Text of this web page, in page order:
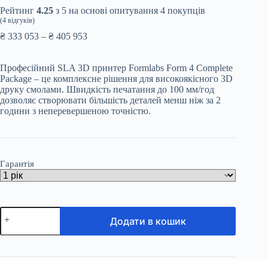
Рейтинг 4.25 з 5 на основі опитування 4 покупців
(4 відгуків)
₴ 333 053 – ₴ 405 953Price
053
through
₴ 405
953
Професійний SLA 3D принтер Formlabs Form 4 Complete
Package – це комплексне рішення для високоякісного 3D
друку смолами. Швидкість печатання до 100 мм/год
дозволяє створювати більшість деталей менш ніж за 2
години з неперевершеною точністю.
Гарантія
3D
принтер
Formlabs
Додати в кошик